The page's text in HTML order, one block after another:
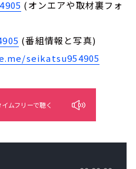
(オンエアや取材裏フォ
(番組情報と写真)
seikatsu954905
イムフリーで聴く